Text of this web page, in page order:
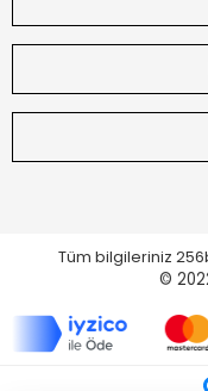
Tüm bilgileriniz
©